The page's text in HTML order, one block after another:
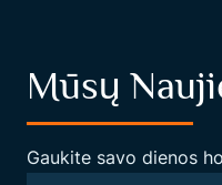
Mūsų
Gaukite savo dienos